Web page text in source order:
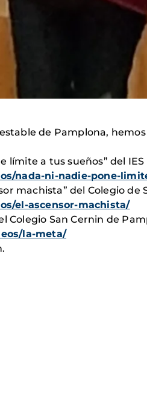
de Pamplona,
a tus sueños” del
nada-ni-nadie-pone-
machista” del Colegio de
el-ascensor-machista/
Colegio San Cernin de
la-meta/